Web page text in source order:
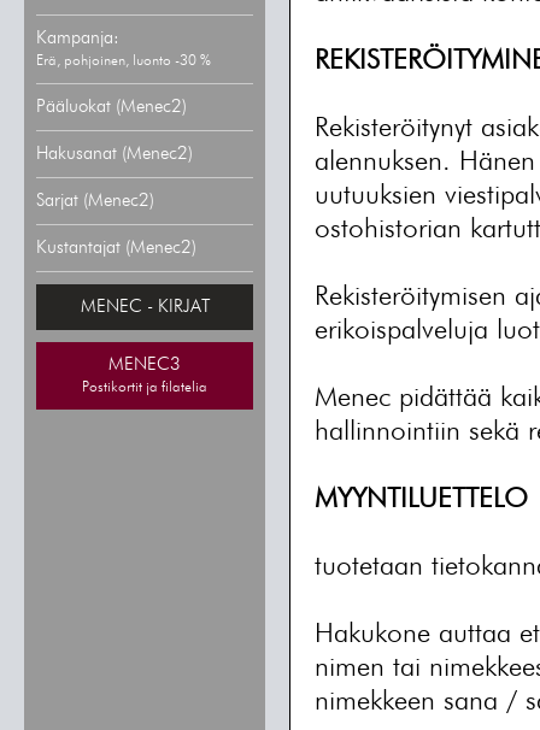
Kampanja:
Erä, pohjoinen, luonto -30 %
Pääluokat (Menec2)
Hakusanat (Menec2)
Sarjat (Menec2)
Kustantajat (Menec2)
MENEC - KIRJAT
MENEC3
Postikortit ja filatelia
Rekisteröitynyt
alennuksen.
uutuuksien
ostohistorian
Rekisteröitymisen
erikoispalveluja
Menec pidättää
hallinnointiin sekä
MYYNTILUETTELO
tuotetaan
Hakukone auttaa
nimen tai
nimekkeen sana /